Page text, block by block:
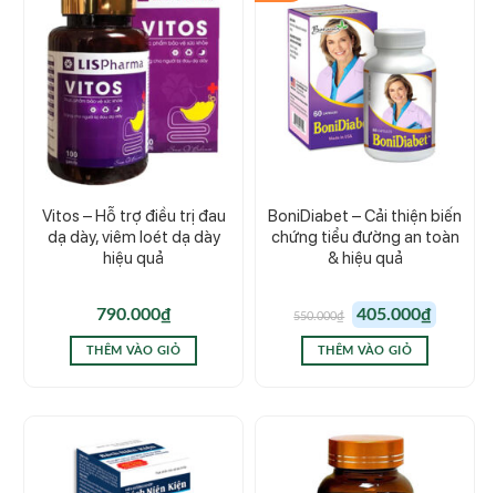
Vitos – Hỗ trợ điều trị đau
dạ dày, viêm loét dạ dày
hiệu quả
790.000₫
THÊM VÀO GIỎ
BoniDiabet – Cải thiện biến
chứng tiểu đường an toàn
& hiệu quả
550.000₫
Giá
gốc
là:
550.000₫.
405.000₫ hiện
THÊM VÀO GIỎ